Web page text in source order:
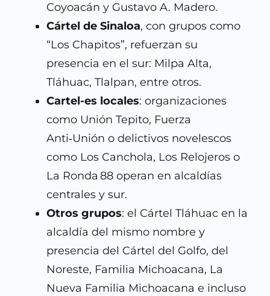
Coyoacán y Gustavo A. Madero.
Cártel de Sinaloa, con grupos como
“Los Chapitos”, refuerzan su
presencia en el sur: Milpa Alta,
Tláhuac, Tlalpan, entre otros.
Cartel-es locales: organizaciones
como Unión Tepito, Fuerza
Anti‑Unión o delictivos novelescos
como Los Canchola, Los Relojeros o
La Ronda 88 operan en alcaldías
centrales y sur.
Otros grupos: el Cártel Tláhuac en la
alcaldía del mismo nombre y
presencia del Cártel del Golfo, del
Noreste, Familia Michoacana, La
Nueva Familia Michoacana e incluso